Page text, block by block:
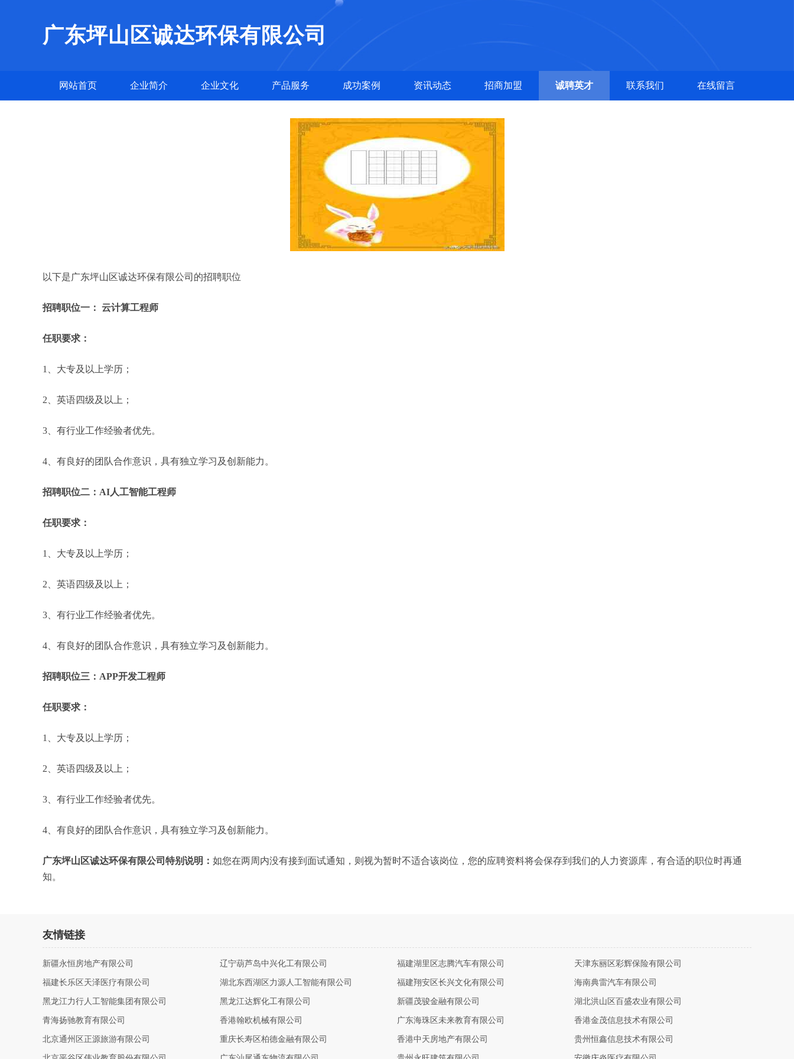
广东坪山区诚达环保有限公司
网站首页 企业简介 企业文化 产品服务 成功案例 资讯动态 招商加盟 诚聘英才 联系我们 在线留言
以下是广东坪山区诚达环保有限公司的招聘职位
招聘职位一： 云计算工程师
任职要求：
1、大专及以上学历；
2、英语四级及以上；
3、有行业工作经验者优先。
4、有良好的团队合作意识，具有独立学习及创新能力。
招聘职位二：AI人工智能工程师
任职要求：
1、大专及以上学历；
2、英语四级及以上；
3、有行业工作经验者优先。
4、有良好的团队合作意识，具有独立学习及创新能力。
招聘职位三：APP开发工程师
任职要求：
1、大专及以上学历；
2、英语四级及以上；
3、有行业工作经验者优先。
4、有良好的团队合作意识，具有独立学习及创新能力。
广东坪山区诚达环保有限公司特别说明： 如您在两周内没有接到面试通知，则视为暂时不适合该岗位，您的应聘资料将会保存到我们的人力资源库，有合适的职位时再通
知。
友情链接
新疆永恒房地产有限公司 辽宁葫芦岛中兴化工有限公司 福建湖里区志腾汽车有限公司 天津东丽区彩辉保险有限公司
福建长乐区天泽医疗有限公司 湖北东西湖区力源人工智能有限公司 福建翔安区长兴文化有限公司 海南典雷汽车有限公司
黑龙江力行人工智能集团有限公司 黑龙江达辉化工有限公司 新疆茂骏金融有限公司 湖北洪山区百盛农业有限公司
青海扬驰教育有限公司 香港翰欧机械有限公司 广东海珠区未来教育有限公司 香港金茂信息技术有限公司
北京通州区正源旅游有限公司 重庆长寿区柏德金融有限公司 香港中天房地产有限公司 贵州恒鑫信息技术有限公司